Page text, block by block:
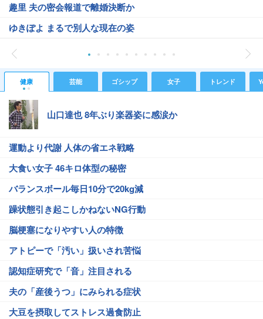
趣里 夫の密会報道で離婚決断か
ゆきぽよ まるで別人な現在の姿
健康 芸能 ゴシップ 女子 トレンド
山口達也 8年ぶり楽器姿に感涙か
運動より代謝 人体の省エネ戦略
大食い女子 46キロ体型の秘密
バランスボール毎日10分で20kg減
躁状態引き起こしかねないNG行動
脳梗塞になりやすい人の特徴
アトピーで「汚い」扱いされ苦悩
認知症研究で「音」注目される
夫の「産後うつ」にみられる症状
大豆を摂取してストレス過食防止